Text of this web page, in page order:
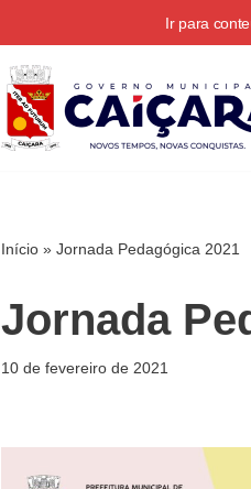
Ir para
Início » Jornada Pedagógica 2021
Jornada
10 de fevereiro de 2021